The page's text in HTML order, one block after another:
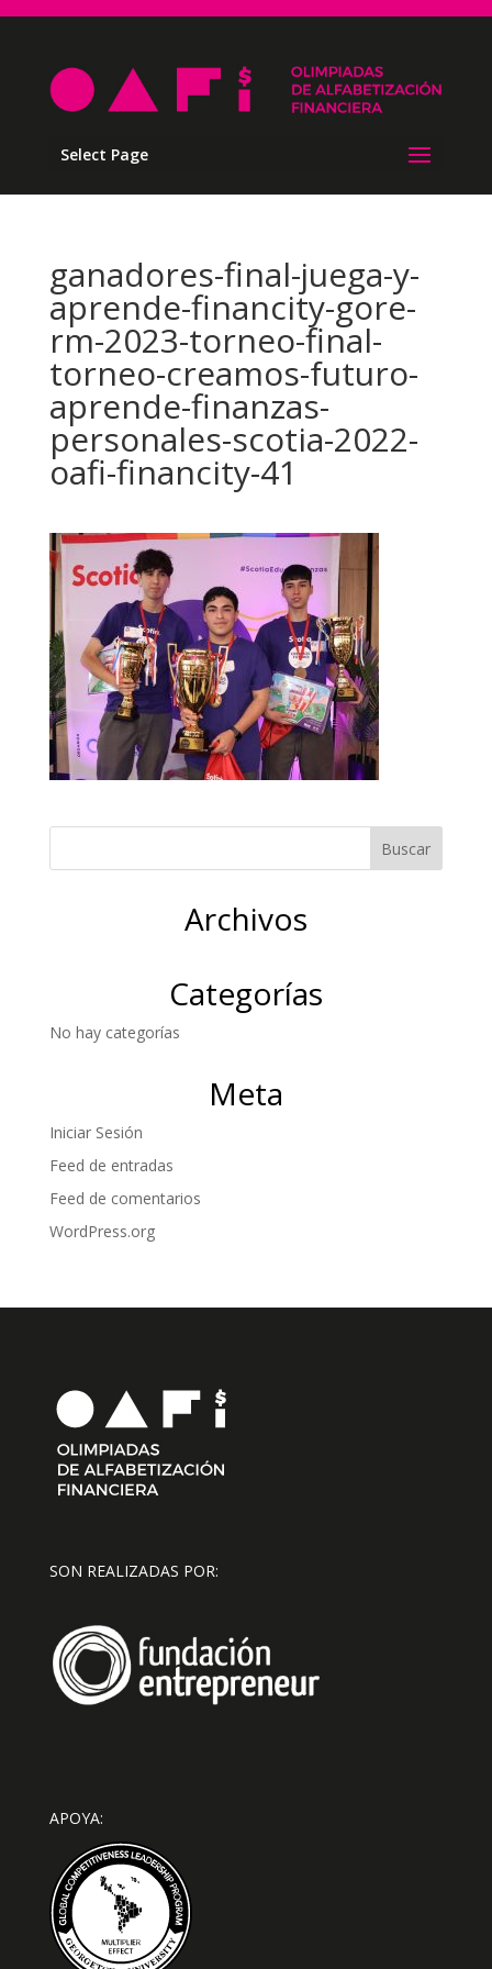
Select Page
ganadores-final-juega-y-
aprende-financity-gore-
rm-2023-torneo-final-
torneo-creamos-futuro-
aprende-finanzas-
personales-scotia-2022-
oafi-financity-41
Archivos
Categorías
No hay categorías
Meta
Iniciar Sesión
Feed de entradas
Feed de comentarios
WordPress.org
SON REALIZADAS POR:
APOYA: